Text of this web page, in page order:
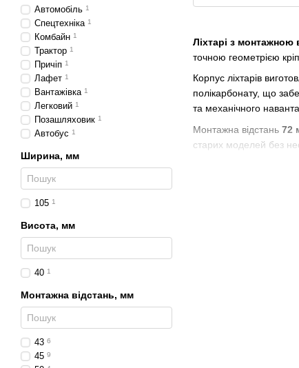
Ліхтарі з монтажною
точною геометрією
Корпус ліхтарів
полікарбонату, що
та механічного
Монтажна відстань 72
старих моделей без
Автомобіль 1
Спецтехніка 1
Комбайн 1
Трактор 1
Причіп 1
Лафет 1
Вантажівка 1
Легковий 1
Позашляховик 1
Автобус 1
Ширина, мм
105 1
Висота, мм
40 1
Монтажна відстань, мм
43 6
45 9